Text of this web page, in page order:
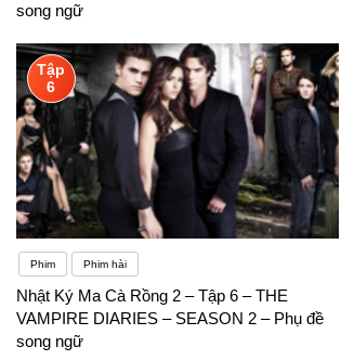
song ngữ
Tập
6
Phim Phim hài
Nhật Ký Ma Cà Rồng 2 – Tập 6 – THE
VAMPIRE DIARIES – SEASON 2 – Phụ đề
song ngữ